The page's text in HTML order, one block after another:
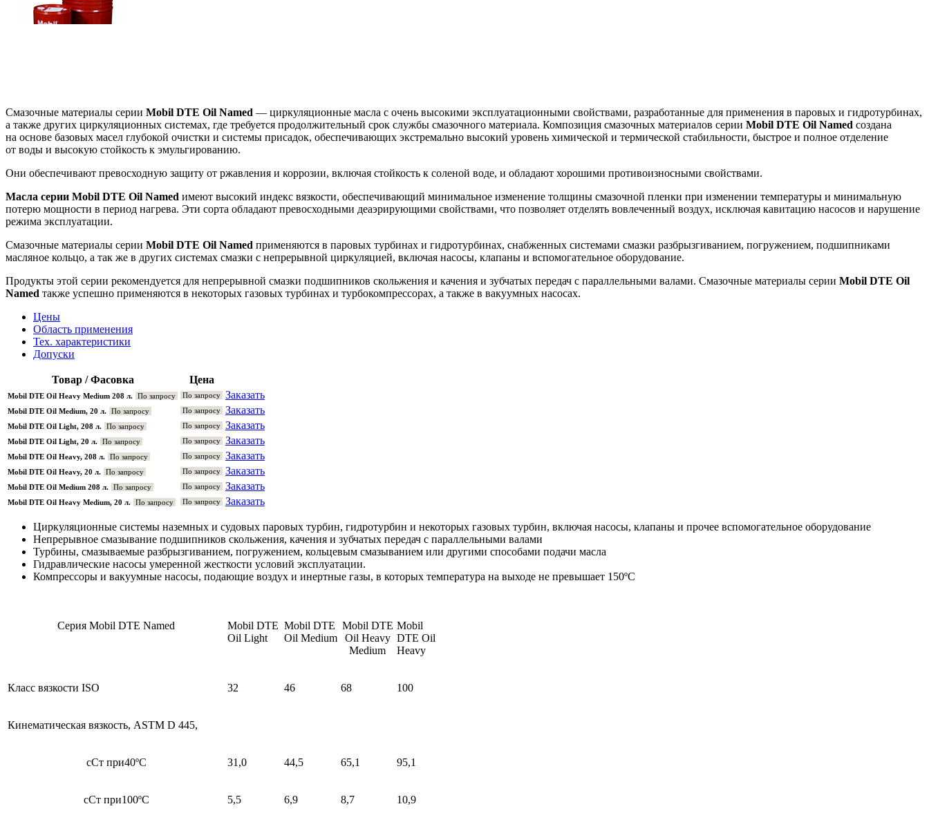
Смазочные материалы серии Mobil DTE Oil Named — циркуляционные масла с очень высокими эксплуатационными свойствами, разработанные для применения в паровых и гидротурбинах,
а также других циркуляционных системах, где требуется продолжительный срок службы смазочного материала. Композиция смазочных материалов серии Mobil DTE Oil Named создана
на основе базовых масел глубокой очистки и системы присадок, обеспечивающих экстремально высокий уровень химической и термической стабильности, быстрое и полное отделение
от воды и высокую стойкость к эмульгированию.
Они обеспечивают превосходную защиту от ржавления и коррозии, включая стойкость к соленой воде, и обладают хорошими противоизносными свойствами.
Масла серии Mobil DTE Oil Named имеют высокий индекс вязкости, обеспечивающий минимальное изменение толщины смазочной пленки при изменении температуры и минимальную
потерю мощности в период нагрева. Эти сорта обладают превосходными деаэрирующими свойствами, что позволяет отделять вовлеченный воздух, исключая кавитацию насосов и нарушение
режима эксплуатации.
Смазочные материалы серии Mobil DTE Oil Named применяются в паровых турбинах и гидротурбинах, снабженных системами смазки разбрызгиванием, погружением, подшипниками
масляное кольцо, а так же в других системах смазки с непрерывной циркуляцией, включая насосы, клапаны и вспомогательное оборудование.
Продукты этой серии рекомендуется для непрерывной смазки подшипников скольжения и качения и зубчатых передач с параллельными валами. Смазочные материалы серии Mobil DTE Oil
Named также успешно применяются в некоторых газовых турбинах и турбокомпрессорах, а также в вакуумных насосах.
Цены
Область применения
Тех. характеристики
Допуски
Товар / Фасовка Цена
Mobil DTE Oil Heavy Medium 208 л. По запросу По запросу Заказать
Mobil DTE Oil Medium, 20 л. По запросу По запросу Заказать
Mobil DTE Oil Light, 208 л. По запросу По запросу Заказать
Mobil DTE Oil Light, 20 л. По запросу По запросу Заказать
Mobil DTE Oil Heavy, 208 л. По запросу По запросу Заказать
Mobil DTE Oil Heavy, 20 л. По запросу По запросу Заказать
Mobil DTE Oil Medium 208 л. По запросу По запросу Заказать
Mobil DTE Oil Heavy Medium, 20 л. По запросу По запросу Заказать
Циркуляционные системы наземных и судовых паровых турбин, гидротурбин и некоторых газовых турбин, включая насосы, клапаны и прочее вспомогательное оборудование
Непрерывное смазывание подшипников скольжения, качения и зубчатых передач с параллельными валами
Турбины, смазываемые разбрызгиванием, погружением, кольцевым смазыванием или другими способами подачи масла
Гидравлические насосы умеренной жесткости условий эксплуатации.
Компрессоры и вакуумные насосы, подающие воздух и инертные газы, в которых температура на выходе не превышает 150ºC
Серия Mobil DTE Named
Mobil DTE
Oil Light
Mobil DTE
Oil Medium
Mobil DTE
Oil Heavy
Medium
Mobil
DTE Oil
Heavy
Класс вязкости ISO 32 46 68 100
Кинематическая вязкость, ASTM D 445,
сСт при40ºC 31,0 44,5 65,1 95,1
сСт при100ºC 5,5 6,9 8,7 10,9